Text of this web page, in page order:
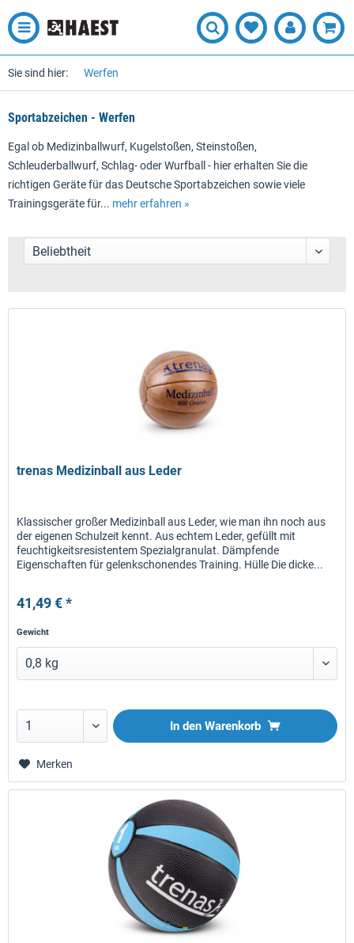
Sie sind hier: Werfen
Sportabzeichen - Werfen
Egal ob Medizinballwurf, Kugelstoßen, Steinstoßen,
Schleuderballwurf, Schlag- oder Wurfball - hier erhalten Sie die
richtigen Geräte für das Deutsche Sportabzeichen sowie viele
Trainingsgeräte für... mehr erfahren »
trenas Medizinball aus Leder
Klassischer großer Medizinball aus Leder, wie man ihn noch aus
der eigenen Schulzeit kennt. Aus echtem Leder, gefüllt mit
feuchtigkeitsresistentem Spezialgranulat. Dämpfende
Eigenschaften für gelenkschonendes Training. Hülle Die dicke...
41,49 € *
Gewicht
In den Warenkorb
Merken